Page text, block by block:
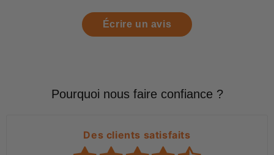
Écrire un avis
Pourquoi nous faire confiance ?
Des clients satisfaits